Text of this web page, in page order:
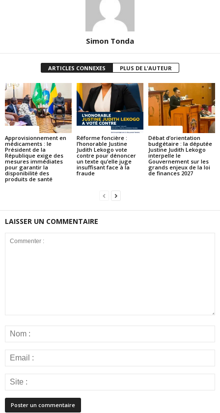
Simon Tonda
ARTICLES CONNEXES PLUS DE L'AUTEUR
Approvisionnement en
médicaments : le
Président de la
République exige des
mesures immédiates
pour garantir la
disponibilité des
produits de santé
Réforme foncière :
l’honorable Justine
Judith Lekogo vote
contre pour dénoncer
un texte qu’elle juge
insuffisant face à la
fraude
Débat d’orientation
budgétaire : la députée
Justine Judith Lekogo
interpelle le
Gouvernement sur les
grands enjeux de la loi
de finances 2027
LAISSER UN COMMENTAIRE